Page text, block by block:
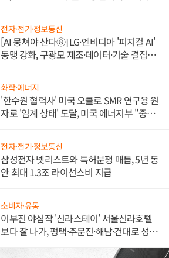
전자·전기·정보통신
[AI 뭉쳐야 산다⑧] LG·엔비디아 '피지컬 AI'
동맹 강화, 구광모 제조·데이터·기술 결집
화학·에너지
'한수원 협력사' 미국 오클로 SMR 연구용 원
자로 '임계 상태' 도달, 미국 에너지부 "중요
전자·전기·정보통신
삼성전자 넷리스트와 특허분쟁 매듭, 5년 동
안 최대 1.3조 라이선스비 지급
소비자·유통
이부진 야심작 '신라스테이' 서울신라호텔
보다 잘 나가, 평택·주문진·해남·건대로 성